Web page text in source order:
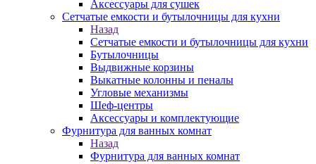
Аксессуары для сушек
Сетчатые емкости и бутылочницы для кухни
Назад
Сетчатые емкости и бутылочницы для кухни
Бутылочницы
Выдвижные корзины
Выкатные колонны и пеналы
Угловые механизмы
Шеф-центры
Аксессуары и комплектующие
Фурнитура для ванных комнат
Назад
Фурнитура для ванных комнат